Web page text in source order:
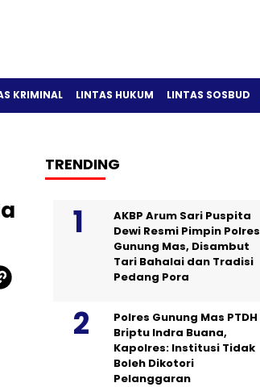
KRIMINAL LINTAS HUKUM LINTAS SOSBUD
TRENDING
AKBP Arum Sari Puspita
Dewi Resmi Pimpin Polres
Gunung Mas, Disambut
Tari Bahalai dan Tradisi
Pedang Pora
Polres Gunung Mas PTDH
Briptu Indra Buana,
Kapolres: Institusi Tidak
Boleh Dikotori
Pelanggaran